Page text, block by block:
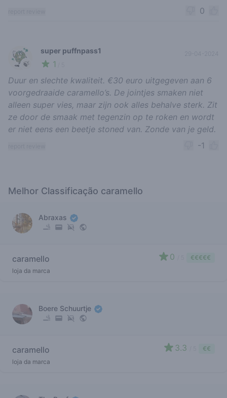
0
🍃
super puffnpass1
1
Duur en slechte kwaliteit. €30 euro uitgegeven aan 6
voorgedraaide caramello’s. De jointjes smaken niet
alleen super vies, maar zijn ook alles behalve sterk. Zit
ze door de smaak met tegenzin op te roken en wordt
er niet eens een beetje stoned van. Zonde van je geld.
-1
Melhor Classificação caramello
Abraxas
caramello
loja da marca
0 €€€€€
Boere Schuurtje
caramello
loja da marca
3.3 €€